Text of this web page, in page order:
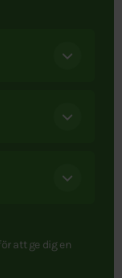
att ge dig en